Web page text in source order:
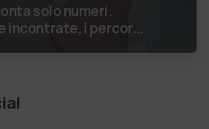
solo numeri.
incontrate, i percorsi